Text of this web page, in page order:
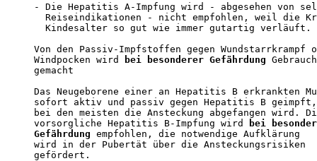
- Die Hepatitis A-Impfung wird - abgesehen von
Reiseindikationen - nicht empfohlen, weil die
  Kindesalter so gut wie immer gutartig verläuft.
Von den Passiv-Impfstoffen gegen Wundstarrkrampf
Windpocken wird
bei besonderer Gefährdung
gemacht
Das Neugeborene einer an Hepatitis B erkrankten
sofort aktiv und passiv gegen Hepatitis B
bei den meisten die Ansteckung abgefangen wird.
vorsorgliche Hepatitis B-Impfung wird
bei
Gefährdung empfohlen, die notwendige Aufklärung
wird in der Pubertät über die Ansteckungsrisiken
gefördert.